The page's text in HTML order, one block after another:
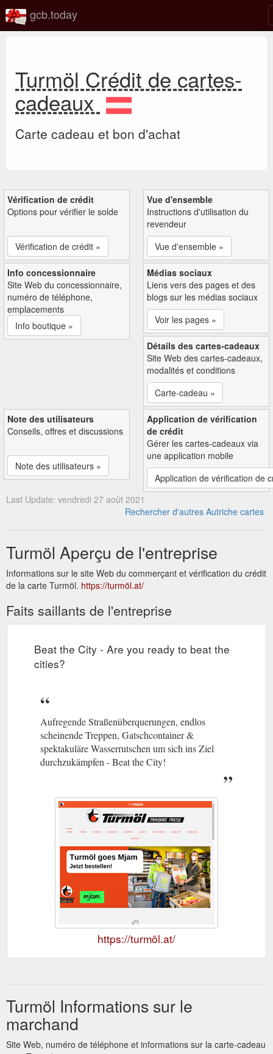
gcb.today
Turmöl Crédit de cartes-
cadeaux
Carte cadeau et bon d'achat
Vérification de crédit
Options pour vérifier le solde
Vérification de crédit »
Vue d'ensemble
Instructions d'utilisation du
revendeur
Vue d'ensemble »
Info concessionnaire
Site Web du concessionnaire,
numéro de téléphone,
emplacements
Info boutique »
Médias sociaux
Liens vers des pages et des
blogs sur les médias sociaux
Voir les pages »
Détails des cartes-cadeaux
Site Web des cartes-cadeaux,
modalités et conditions
Carte-cadeau »
Note des utilisateurs
Conseils, offres et discussions
Note des utilisateurs »
Application de vérification
de crédit
Gérer les cartes-cadeaux via
une application mobile
Application de vérification de
Last Update: vendredi 27 août 2021
Rechercher d'autres Autriche cartes
Turmöl Aperçu de l'entreprise
Informations sur le site Web du commerçant et vérification du crédit
de la carte Turmöl. https://turmöl.at/
Faits saillants de l'entreprise
Beat the City - Are you ready to beat the
cities?
Aufregende Straßenüberquerungen, endlos
scheinende Treppen, Gatschcontainer &
spektakuläre Wasserrutschen um sich ins Ziel
durchzukämpfen - Beat the City!
https://turmöl.at/
Turmöl Informations sur le
marchand
Site Web, numéro de téléphone et informations sur la carte-cadeau